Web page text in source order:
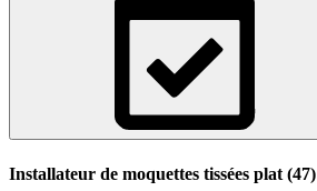
Installateur de moquettes tissées plat (47)